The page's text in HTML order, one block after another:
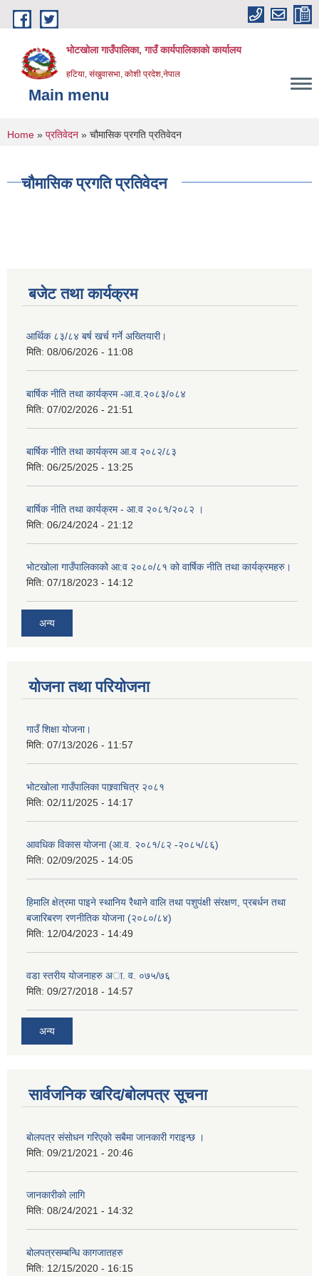
Skip to main content
भोटखोला गाउँपालिका, गाउँ कार्यपालिकाको कार्यालय
हटिया, संखुवासभा, कोशी प्रदेश,नेपाल
Main menu
You are here
Home » प्रतिवेदन » चौमासिक प्रगति प्रतिवेदन
चौमासिक प्रगति प्रतिवेदन
बजेट तथा कार्यक्रम
आर्थिक ८३/८४ बर्ष खर्च गर्ने अख्तियारी।
मिति: 08/06/2026 - 11:08
बार्षिक नीति तथा कार्यक्रम -आ.व.२०८३/०८४
मिति: 07/02/2026 - 21:51
बार्षिक नीति तथा कार्यक्रम आ.व २०८२/८३
मिति: 06/25/2025 - 13:25
बार्षिक नीति तथा कार्यक्रम - आ.व २०८१/२०८२ ।
मिति: 06/24/2024 - 21:12
भोटखोला गाउँपालिकाको आ:व २०८०/८१ को वार्षिक नीति तथा कार्यक्रमहरु।
मिति: 07/18/2023 - 14:12
अन्य
योजना तथा परियोजना
गाउँ शिक्षा योजना।
मिति: 07/13/2026 - 11:57
भोटखोला गाउँपालिका पाश्र्वाचित्र २०८१
मिति: 02/11/2025 - 14:17
आवधिक विकास योजना (आ.व. २०८१/८२ -२०८५/८६)
मिति: 02/09/2025 - 14:05
हिमालि क्षेत्रमा पाइने स्थानिय रैथाने वालि तथा पशुपंक्षी संरक्षण, प्रबर्धन तथा
बजारिबरण रणनीतिक योजना (२०८०/८४)
मिति: 12/04/2023 - 14:49
वडा स्तरीय याेजनाहरु अा. व. ०७५/७६
मिति: 09/27/2018 - 14:57
अन्य
सार्वजनिक खरिद/बोलपत्र सूचना
बाेलपत्र संसाेधन गरिएकाे सबैमा जानकारी गराइन्छ ।
मिति: 09/21/2021 - 20:46
जानकारीकाे लागि
मिति: 08/24/2021 - 14:32
बोलपत्रसम्बन्धि कागजातहरु
मिति: 12/15/2020 - 16:15